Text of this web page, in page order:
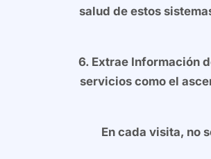
salud de estos
6. Extrae Información
servicios como el
En cada visita, no